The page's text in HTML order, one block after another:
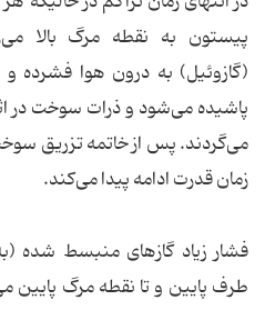
پیستون به نقطه مرگ بالا
(گازوئیل) به درون هوا فشرده
پاشیده می‌شود و ذرات سوخت در
زمان قدرت ادامه پیدا می‌کند.
فشار زیاد گازهای منبسط شده
طرف پایین و تا نقطه مرگ پایین